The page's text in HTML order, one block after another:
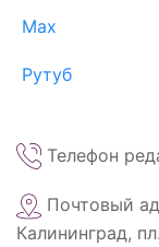
Max
Рутуб
Телефон
Почтовый
Калининград,